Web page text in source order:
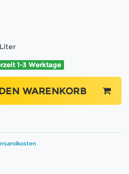
1-3 Werktage
WARENKORB